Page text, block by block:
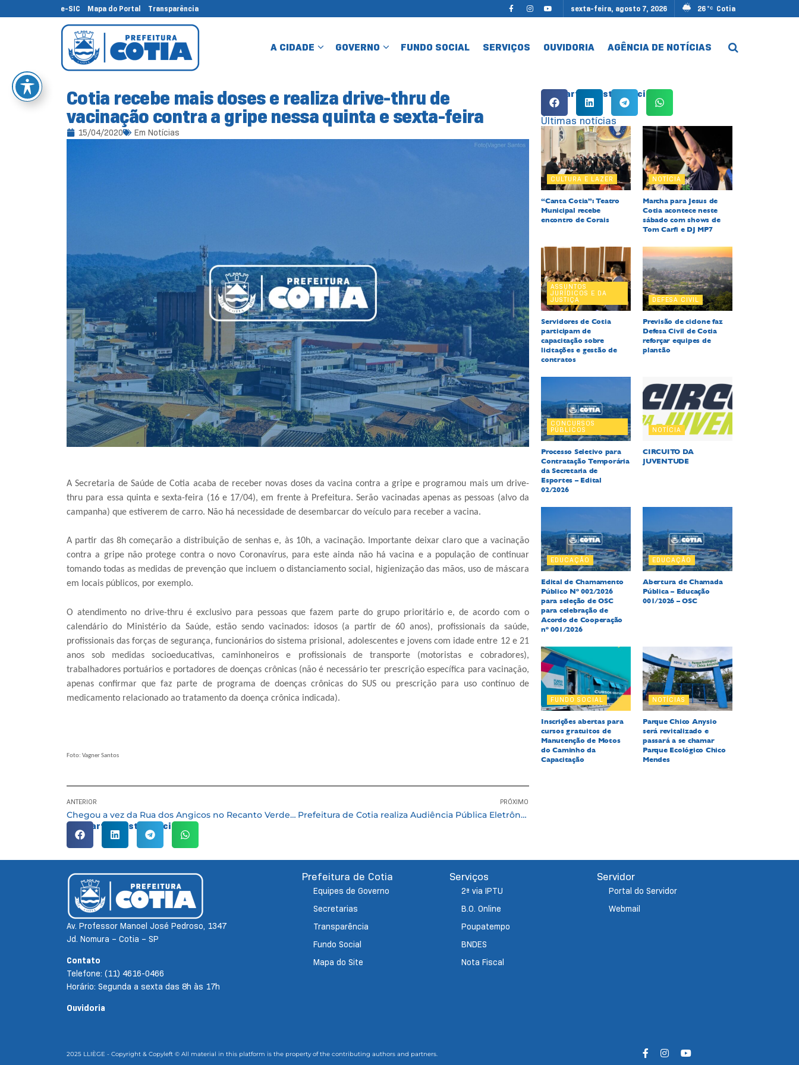
e-SIC Mapa do Portal Transparência sexta-feira, agosto 7, 2026 26 °C Cotia
A CIDADE GOVERNO FUNDO SOCIAL SERVIÇOS OUVIDORIA AGÊNCIA DE NOTÍCIAS
Cotia recebe mais doses e realiza drive-thru de
vacinação contra a gripe nessa quinta e sexta-feira
15/04/2020 Em Notícias
A Secretaria de Saúde de Cotia acaba de receber novas doses da vacina contra a gripe e programou mais um drive-
thru para essa quinta e sexta-feira (16 e 17/04), em frente à Prefeitura. Serão vacinadas apenas as pessoas (alvo da
campanha) que estiverem de carro. Não há necessidade de desembarcar do veículo para receber a vacina.
A partir das 8h começarão a distribuição de senhas e, às 10h, a vacinação. Importante deixar claro que a vacinação
contra a gripe não protege contra o novo Coronavírus, para este ainda não há vacina e a população de continuar
tomando todas as medidas de prevenção que incluem o distanciamento social, higienização das mãos, uso de máscara
em locais públicos, por exemplo.
O atendimento no drive-thru é exclusivo para pessoas que fazem parte do grupo prioritário e, de acordo com o
calendário do Ministério da Saúde, estão sendo vacinados: idosos (a partir de 60 anos), profissionais da saúde,
profissionais das forças de segurança, funcionários do sistema prisional, adolescentes e jovens com idade entre 12 e 21
anos sob medidas socioeducativas, caminhoneiros e profissionais de transporte (motoristas e cobradores),
trabalhadores portuários e portadores de doenças crônicas (não é necessário ter prescrição específica para vacinação,
apenas confirmar que faz parte de programa de doenças crônicas do SUS ou prescrição para uso contínuo de
medicamento relacionado ao tratamento da doença crônica indicada).
Foto: Vagner Santos
ANTERIOR
Chegou a vez da Rua dos Angicos no Recanto Verde receber pavimentação asfáltica
PRÓXIMO
Prefeitura de Cotia realiza Audiência Pública Eletrônica da LDO 2021
Compartilhe esta notícia:
Compartilhe esta notícia:
Últimas notícias
CULTURA E LAZER
“Canta Cotia”: Teatro
Municipal recebe
encontro de Corais
NOTÍCIA
Marcha para Jesus de
Cotia acontece neste
sábado com shows de
Tom Carfi e DJ MP7
ASSUNTOS
JURÍDICOS E DA
JUSTIÇA
Servidores de Cotia
participam de
capacitação sobre
licitações e gestão de
contratos
DEFESA CIVIL
Previsão de ciclone faz
Defesa Civil de Cotia
reforçar equipes de
plantão
CONCURSOS
PÚBLICOS
Processo Seletivo para
Contratação Temporária
da Secretaria de
Esportes – Edital
02/2026
NOTÍCIA
CIRCUITO DA
JUVENTUDE
EDUCAÇÃO
Edital de Chamamento
Público Nº 002/2026
para seleção de OSC
para celebração de
Acordo de Cooperação
nº 001/2026
EDUCAÇÃO
Abertura de Chamada
Pública – Educação
001/2026 – OSC
FUNDO SOCIAL
Inscrições abertas para
cursos gratuitos de
Manutenção de Motos
do Caminho da
Capacitação
NOTÍCIAS
Parque Chico Anysio
será revitalizado e
passará a se chamar
Parque Ecológico Chico
Mendes
Av. Professor Manoel José Pedroso, 1347
Jd. Nomura – Cotia – SP
Contato
Telefone: (11) 4616-0466
Horário: Segunda a sexta das 8h às 17h
Ouvidoria
Prefeitura de Cotia
Equipes de Governo
Secretarias
Transparência
Fundo Social
Mapa do Site
Serviços
2ª via IPTU
B.O. Online
Poupatempo
BNDES
Nota Fiscal
Servidor
Portal do Servidor
Webmail
2025 LLIÈGE - Copyright & Copyleft © All material in this platform is the property of the contributing authors and partners.